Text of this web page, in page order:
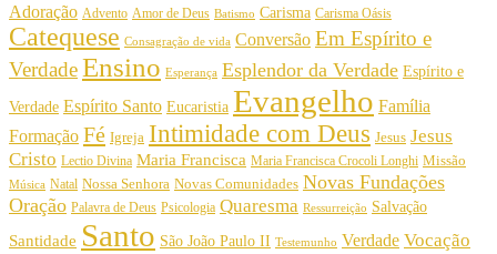
Adoração Advento Amor de Deus Batismo Carisma Carisma Oásis
Catequese Consagração de vida Conversão Em Espírito e
VerdadeEnsino Esperança Esplendor da Verdade Espírito e
Verdade Espírito Santo Eucaristia Evangelho Família
Formação Fé Igreja Intimidade com Deus Jesus Jesus
Cristo Lectio Divina Maria Francisca Maria Francisca Crocoli Longhi Missão
Música Natal Nossa Senhora Novas Comunidades Novas Fundações
Oração Palavra de Deus Psicologia Quaresma Ressurreição Salvação
Santidade Santo São João Paulo II Testemunho Verdade Vocação